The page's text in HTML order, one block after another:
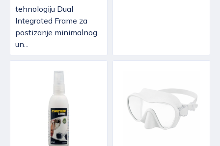
tehnologiju Dual
Integrated Frame za
postizanje minimalnog
un...